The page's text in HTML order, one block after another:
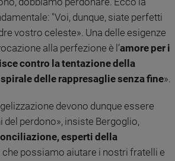
"Voi, dunque, siate perfetti
vostro celeste». Una delle esigenze
alla perfezione è l’amore per i
contro la tentazione della
delle rappresaglie senza fine».
devono dunque essere
del perdono», insiste Bergoglio,
esperti della
che possiamo aiutare i nostri fratelli e